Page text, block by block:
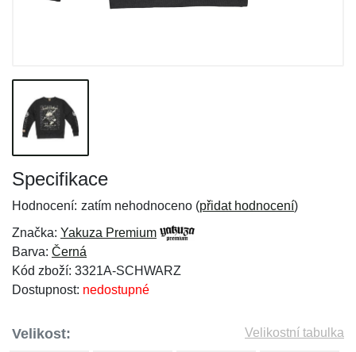
Specifikace
Hodnocení: zatím nehodnoceno (přidat hodnocení)
Značka: Yakuza Premium
Barva: Černá
Kód zboží: 3321A-SCHWARZ
Dostupnost: nedostupné
Velikost: Velikostní tabulka